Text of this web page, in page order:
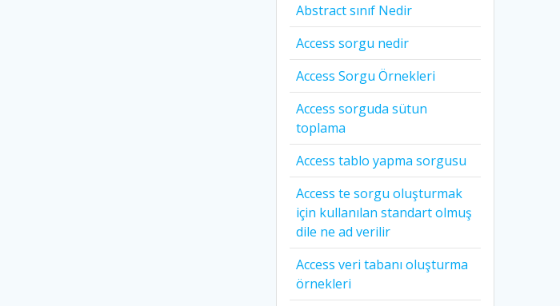
Abstract sınıf Nedir
Access sorgu nedir
Access Sorgu Örnekleri
Access sorguda sütun
toplama
Access tablo yapma sorgusu
Access te sorgu oluşturmak
için kullanılan standart olmuş
dile ne ad verilir
Access veri tabanı oluşturma
örnekleri